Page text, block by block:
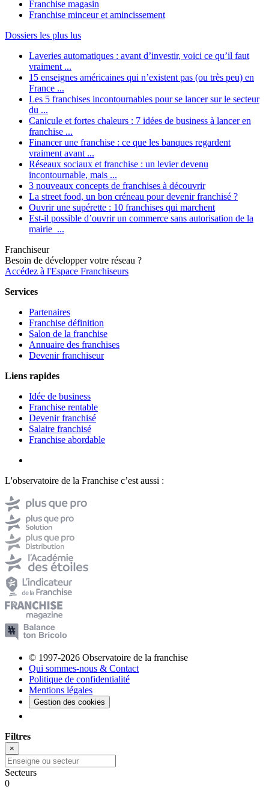
Franchise magasin
Franchise minceur et amincissement
Dossiers les plus lus
Laveries automatiques : avant d’investir, voici ce qu’il faut
vraiment ...
15 enseignes américaines qui n’existent pas (ou très peu) en
France ...
Les 5 franchises incontournables pour se lancer sur le secteur
du ...
Canicule et fortes chaleurs : 7 idées de business à lancer en
franchise ...
Financer une franchise : ce que les banques regardent
vraiment avant ...
Réseaux sociaux et franchise : un levier devenu
incontournable, mais ...
3 nouveaux concepts de franchises à découvrir
La street food, un bon créneau pour devenir franchisé ?
Ouvrir une supérette : 10 franchises qui marchent
Est-il possible d’ouvrir un commerce sans autorisation de la
mairie ...
Franchiseur
Besoin de développer votre réseau ?
Accédez à l'Espace Franchiseurs
Services
Partenaires
Franchise définition
Salon de la franchise
Annuaire des franchises
Devenir franchiseur
Liens rapides
Idée de business
Franchise rentable
Devenir franchisé
Salaire franchisé
Franchise abordable
L'observatoire de la Franchise c’est aussi :
© 1997-2026 Observatoire de la franchise
Qui sommes-nous & Contact
Politique de confidentialité
Mentions légales
Gestion des cookies
Filtres
×
Secteurs
0